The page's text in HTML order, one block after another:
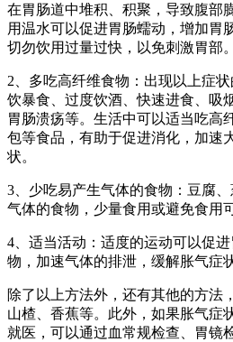
在胃肠道中堆积、积聚，导致腹部
用温水可以促进胃肠蠕动，增加胃
切勿饮用过量过快，以免刺激胃部。
2、多吃高纤维食物：出现以上症
饮暴食、过度饮酒、快速进食、吸
胃肠溃疡等。生活中可以适当吃高
包等食品，有助于促进消化，加速
状。
3、少吃易产生气体的食物：豆腐
气体的食物，少量食用或避免食用
4、适当活动：适度的运动可以促
物，加速气体的排泄，缓解胀气症状
除了以上方法外，还有其他的方法
山楂、香蕉等。此外，如果胀气症
就医，可以通过血常规检查、胃镜